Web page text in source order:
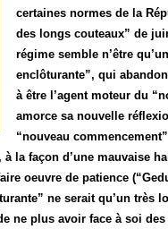
certaines normes de la
des longs couteaux” de
régime semble n’être
enclôturante”, qui
à être l’agent moteur du
amorce sa nouvelle
“nouveau
la façon d’une mauvaise
oeuvre de patience
ne serait qu’un très
ne plus avoir face à soi